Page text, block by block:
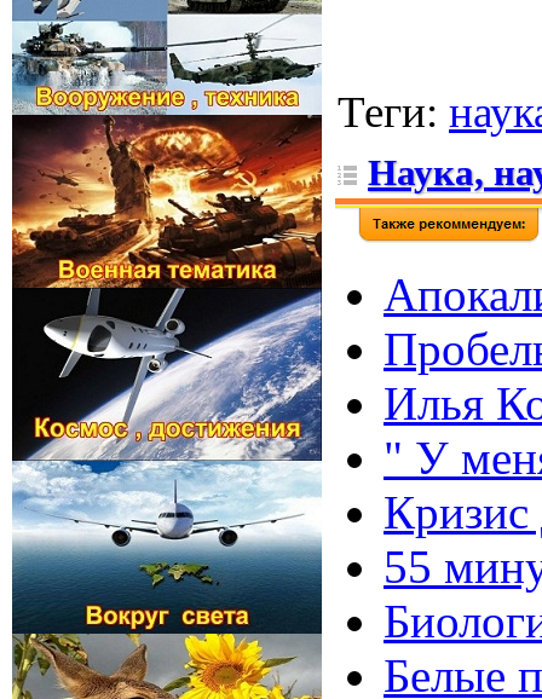
Теги:
Наука,
Илья
" У
Кризис
55
Белые